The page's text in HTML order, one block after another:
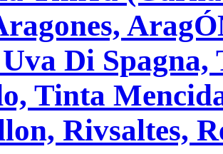
Uva Di
Tinta
Rivsaltes,